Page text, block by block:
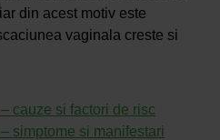
din acest motiv este
vaginala creste si
cauze si factori de risc
simptome si manifestari